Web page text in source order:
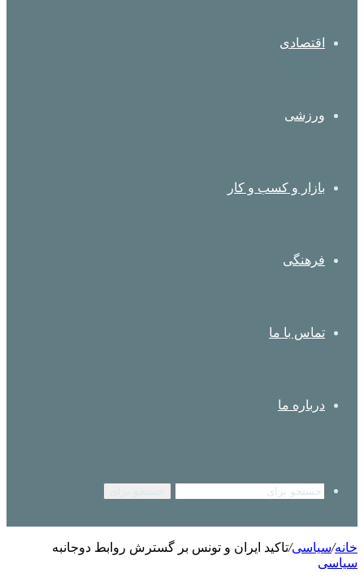
اقتصادی
ورزشی
بازار و کسب و کار
فرهنگی
تماس با ما
درباره ما
خانه/سیاسی/تاکید ایران و تونس بر گسترش روابط دوجانبه
سیاسی